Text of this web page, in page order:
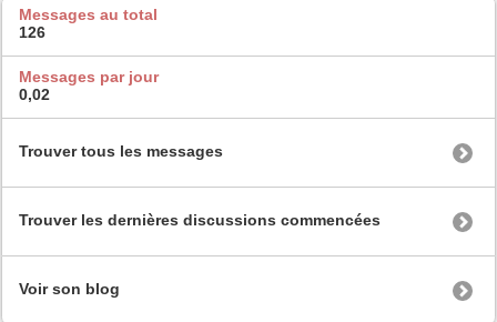
Messages au total
126
Messages par jour
0,02
Trouver tous les messages
Trouver les dernières discussions commencées
Voir son blog